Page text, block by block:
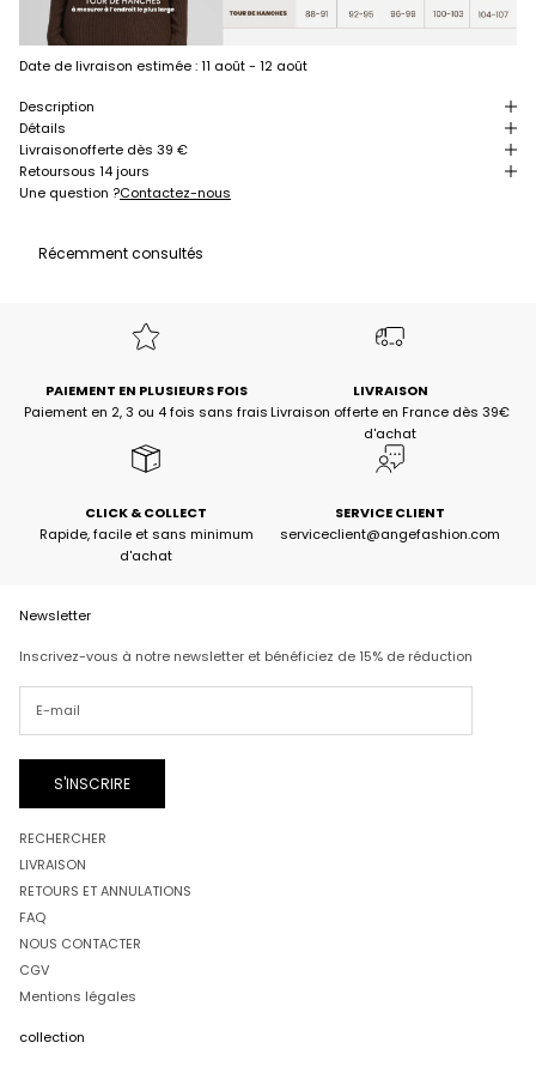
Date de livraison estimée :11 août - 12 août
Description
Détails
Livraisonofferte dès 39 €
Retoursous 14 jours
Une question ?Contactez-nous
Récemment consultés
PAIEMENT EN PLUSIEURS FOIS
Paiement en 2, 3 ou 4 fois sans frais
LIVRAISON
Livraison offerte en France dès 39€
d'achat
CLICK & COLLECT
Rapide, facile et sans minimum
d'achat
SERVICE CLIENT
serviceclient@angefashion.com
Newsletter
Inscrivez-vous à notre newsletter et bénéficiez de 15% de réduction
S'INSCRIRE
RECHERCHER
LIVRAISON
RETOURS ET ANNULATIONS
FAQ
NOUS CONTACTER
CGV
Mentions légales
collection